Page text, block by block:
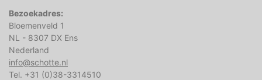
Bezoekadres:
Bloemenveld 1
NL - 8307 DX Ens
Nederland
info@schotte.nl
Tel. +31 (0)38-3314510